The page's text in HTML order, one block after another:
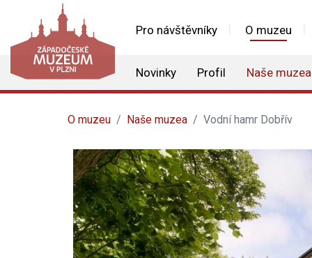
Pro návštěvníky O muzeu
Novinky Profil Naše muzea
O muzeu Naše muzea Vodní hamr Dobřív